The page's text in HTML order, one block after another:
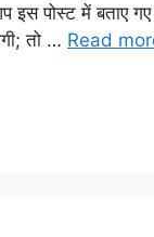
पोस्ट में बताए
तो … Read